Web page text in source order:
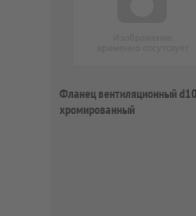
Фланец вентиляционный
хромированный